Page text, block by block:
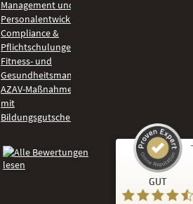
Management und
Personalentwicklung
Compliance &
Pflichtschulungen
Fitness- und
Gesundheitsmanagement
AZAV-Maßnahmen
mit
Bildungsgutschein
GUT
Kundenbewertungen und Erfahrungen zu
DeLSt - Deutsches eLearning Studieninstitut